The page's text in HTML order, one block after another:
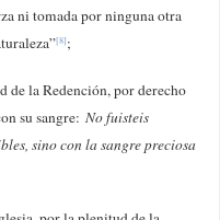
ni tomada por ninguna otra
[8];
de la Redención, por derecho
su sangre: No fuisteis
sino con la sangre preciosa